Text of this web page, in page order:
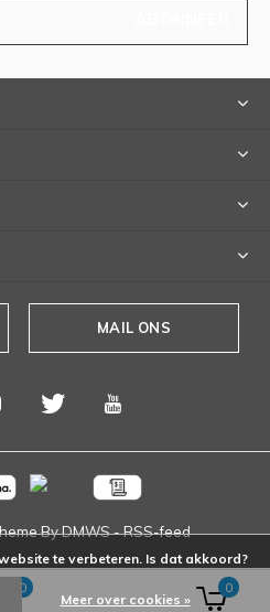
MAIL ONS
ByDMWS-RSS-feed
0 0
te verbeteren. Is dat akkoord?
Meer over cookies »